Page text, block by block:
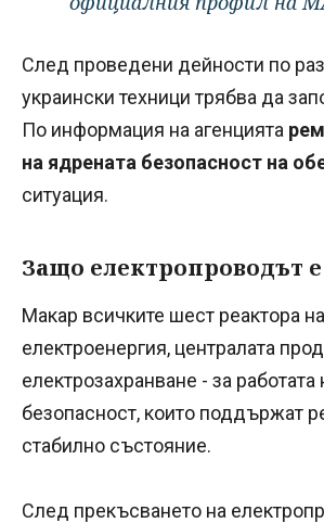
След проведени дейности по
украински техници трябва да
По информация на агенцията
на ядрената безопасност на
ситуация.
Защо електропроводът
Макар всичките шест реактора
електроенергия, централата
електрозахранване - за
безопасност, които поддържат
стабилно състояние.
След прекъсването на